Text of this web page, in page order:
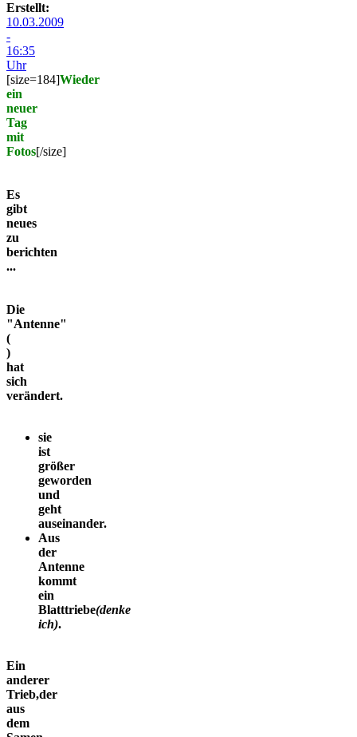
Erstellt:
10.03.2009
-
16:35
Uhr
[size=184]Wieder
ein
neuer
Tag
mit
Fotos[/size]
Es
gibt
neues
zu
berichten
...
Die
"Antenne"
(
)
hat
sich
verändert.
sie
ist
größer
geworden
und
geht
auseinander.
Aus
der
Antenne
kommt
ein
Blatttriebe(denke
ich).
Ein
anderer
Trieb,der
aus
dem